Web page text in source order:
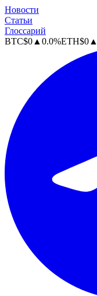
Новости
Статьи
Глоссарий
BTC$0 ▲ 0.0%ETH$0 ▲